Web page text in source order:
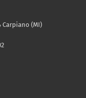
Carpiano (MI)